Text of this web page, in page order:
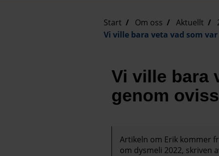
Start Om oss Aktuellt
Vi ville bara veta vad som
Vi ville bara
genom
Artikeln om Erik kommer
om dysmeli 2022, skriven